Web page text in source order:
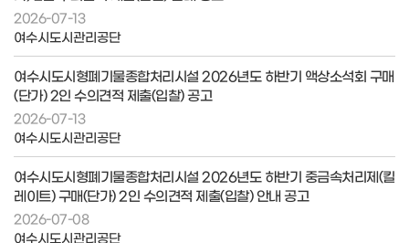
2026-07-13
여수시도시관리공단
여수시도시형폐기물종합처리시설 2026년도 하반기 액상소석회 구매
(단가) 2인 수의견적 제출(입찰) 공고
2026-07-13
여수시도시관리공단
여수시도시형폐기물종합처리시설 2026년도 하반기 중금속처리제(킬
레이트) 구매(단가) 2인 수의견적 제출(입찰) 안내 공고
2026-07-08
여수시도시관리공단